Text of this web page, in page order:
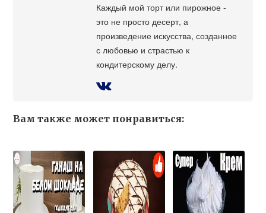
Каждый мой торт или пирожное -
это не просто десерт, а
произведение искусства, созданное
с любовью и страстью к
кондитерскому делу.
Вам также может понравиться: